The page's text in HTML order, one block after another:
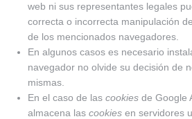
web ni sus representantes legales
correcta o incorrecta manipulación
de los mencionados navegadores.
En algunos casos es necesario
navegador no olvide su decisión de
mismas.
En el caso de las cookies de Google
almacena las cookies en servidores